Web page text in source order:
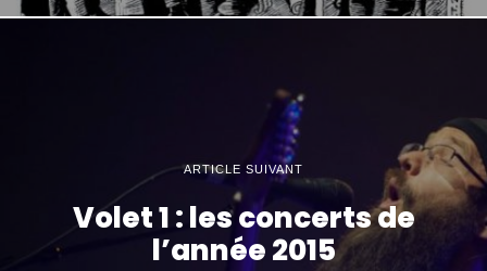
ARTICLE SUIVANT
Volet 1 : les concerts de
l’année 2015